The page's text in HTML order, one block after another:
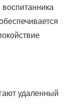
удаленный